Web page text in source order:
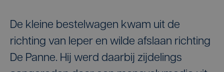
De kleine bestelwagen kwam uit de
richting van Ieper en wilde afslaan richting
De Panne. Hij werd daarbij zijdelings